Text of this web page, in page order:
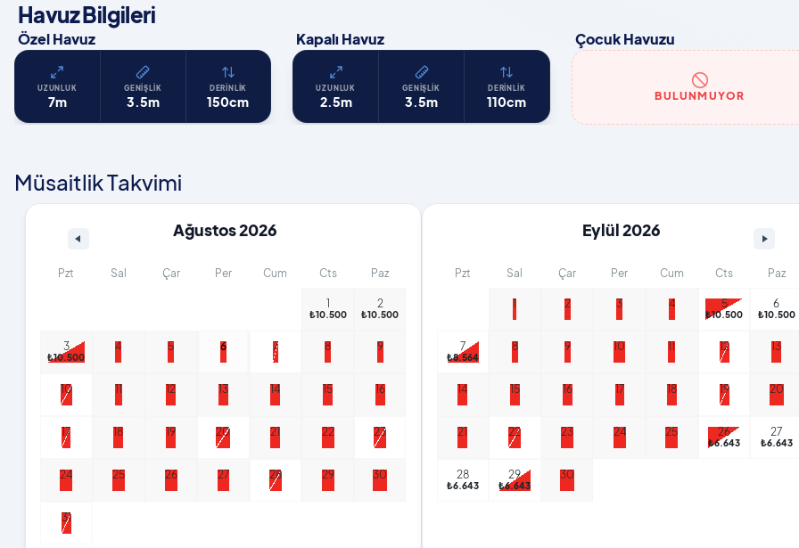
Havuz Bilgileri
Özel Havuz
UZUNLUK
7m
GENIŞLIK
3.5m
DERINLIK
150cm
Kapalı Havuz
UZUNLUK
2.5m
GENIŞLIK
3.5m
DERINLIK
110cm
Çocuk Havuzu
BULUNMUYOR
Müsaitlik Takvimi
Ağustos 2026
Pzt Sal Çar Per Cum Cts Paz
1
₺10.500
2
₺10.500
3
₺10.500
4 5 6 7 8 9
10 11 12 13 14 15 16
17 18 19 20 21 22 23
24 25 26 27 28 29 30
31
Eylül 2026
Pzt Sal Çar Per Cum Cts Paz
1 2 3 4 5
₺10.500
6
₺10.500
7
₺8.564
8 9 10 11 12 13
14 15 16 17 18 19 20
21 22 23 24 25 26
₺6.643
27
₺6.643
28
₺6.643
29
₺6.643
30